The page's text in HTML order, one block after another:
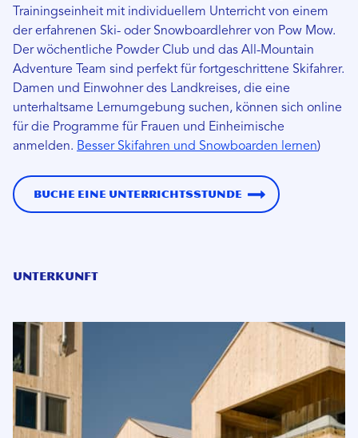
Trainingseinheit mit individuellem Unterricht von einem
der erfahrenen Ski- oder Snowboardlehrer von Pow Mow.
Der wöchentliche Powder Club und das All-Mountain
Adventure Team sind perfekt für fortgeschrittene Skifahrer.
Damen und Einwohner des Landkreises, die eine
unterhaltsame Lernumgebung suchen, können sich online
für die Programme für Frauen und Einheimische
anmelden. Besser Skifahren und Snowboarden lernen)
Buche eine Unterrichtsstunde
Unterkunft